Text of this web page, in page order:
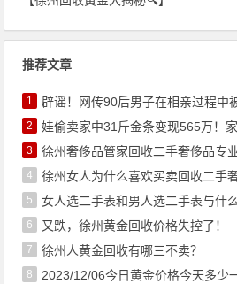
推荐文章
1 辟谣！网传90后男子在相亲过程中
2 娃偷卖家中31斤金条变现565万！家长
3 徐州奢侈品管家回收二手奢侈品专
4 徐州女人为什么喜欢买卖回收二手
5 女人选二手表和男人选二手表与什
6 又跌，徐州黄金回收价格失控了！
7 徐州人黄金回收有哪三不卖？
8 2023/12/06今日黄金价格今天多少